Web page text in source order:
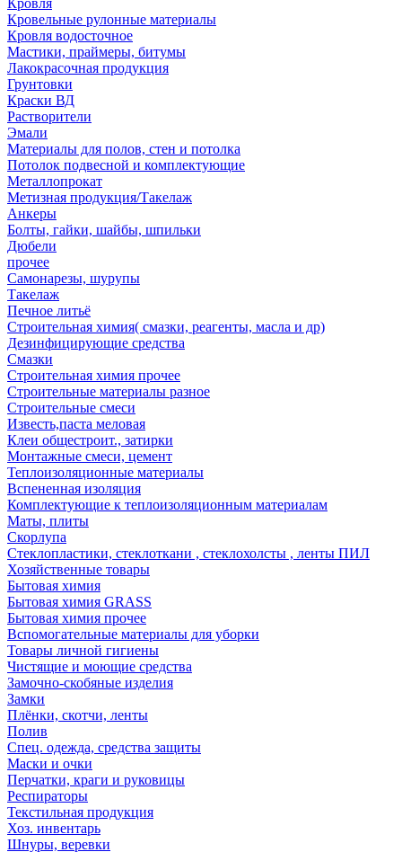
Кровля
Кровельные рулонные материалы
Кровля водосточное
Мастики, праймеры, битумы
Лакокрасочная продукция
Грунтовки
Краски ВД
Растворители
Эмали
Материалы для полов, стен и потолка
Потолок подвесной и комплектующие
Металлопрокат
Метизная продукция/Такелаж
Анкеры
Болты, гайки, шайбы, шпильки
Дюбели
прочее
Самонарезы, шурупы
Такелаж
Печное литьё
Строительная химия( смазки, реагенты, масла и др)
Дезинфицирующие средства
Смазки
Строительная химия прочее
Строительные материалы разное
Строительные смеси
Известь,паста меловая
Клеи общестроит., затирки
Монтажные смеси, цемент
Теплоизоляционные материалы
Вспененная изоляция
Комплектующие к теплоизоляционным материалам
Маты, плиты
Скорлупа
Стеклопластики, стеклоткани , стеклохолсты , ленты ПИЛ
Хозяйственные товары
Бытовая химия
Бытовая химия GRASS
Бытовая химия прочее
Вспомогательные материалы для уборки
Товары личной гигиены
Чистящие и моющие средства
Замочно-скобяные изделия
Замки
Плёнки, скотчи, ленты
Полив
Спец. одежда, средства защиты
Маски и очки
Перчатки, краги и руковицы
Респираторы
Текстильная продукция
Хоз. инвентарь
Шнуры, веревки